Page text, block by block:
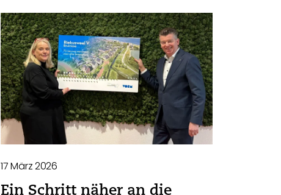
17 März 2026
Ein Schritt näher an die